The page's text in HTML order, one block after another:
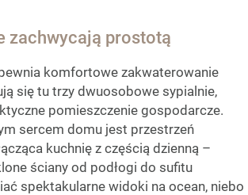
zachwycają prostotą
komfortowe zakwaterowanie
się tu trzy dwuosobowe sypialnie,
pomieszczenie gospodarcze.
sercem domu jest przestrzeń
kuchnię z częścią dzienną –
ściany od podłogi do sufitu
spektakularne widoki na ocean, niebo